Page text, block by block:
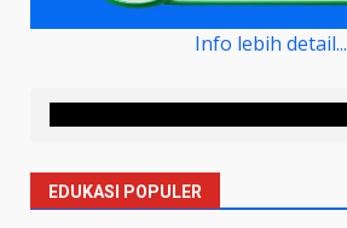
Info lebih detail...
EDUKASI POPULER